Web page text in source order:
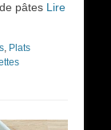
pâtes Lire
, Plats